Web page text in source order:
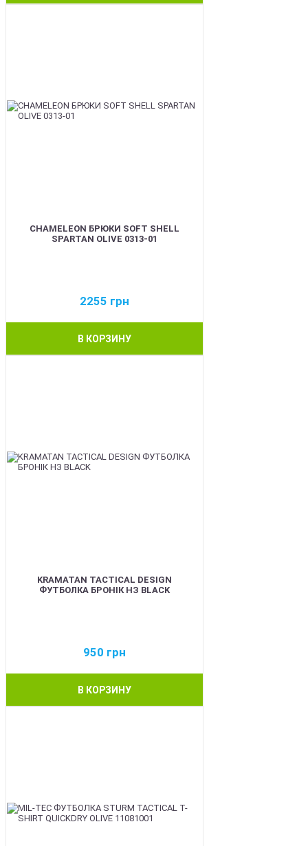
CHAMELEON БРЮКИ SOFT SHELL
SPARTAN OLIVE 0313-01
2255 грн
В КОРЗИНУ
KRAMATAN TACTICAL DESIGN
ФУТБОЛКА БРОНІК НЗ BLACK
950 грн
В КОРЗИНУ